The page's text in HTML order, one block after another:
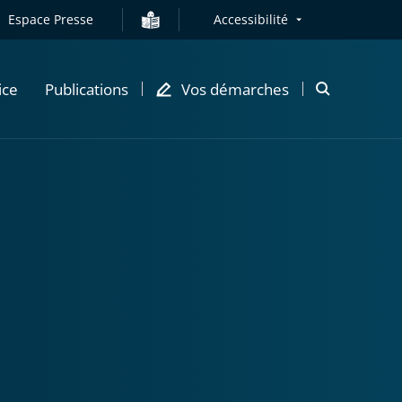
Espace Presse Accessibilité
Publications Vos démarches
Ouvrir